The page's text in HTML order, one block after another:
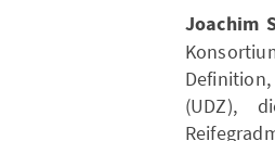
Joachim
(UDZ),